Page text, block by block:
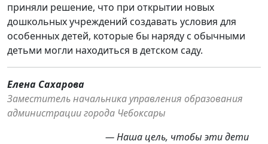
приняли решение, что при открытии новых
дошкольных учреждений создавать условия для
особенных детей, которые бы наряду с обычными
детьми могли находиться в детском саду.
Елена Сахарова
Заместитель начальника управления образования
администрации города Чебоксары
— Наша цель, чтобы эти дети